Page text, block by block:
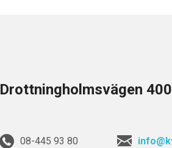
Drottningholmsvägen
08-445 93 80